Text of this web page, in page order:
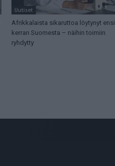
Uutiset
Afrikkalaista sikaruttoa löytynyt ensi
kerran Suomesta – näihin toimiin
ryhdytty